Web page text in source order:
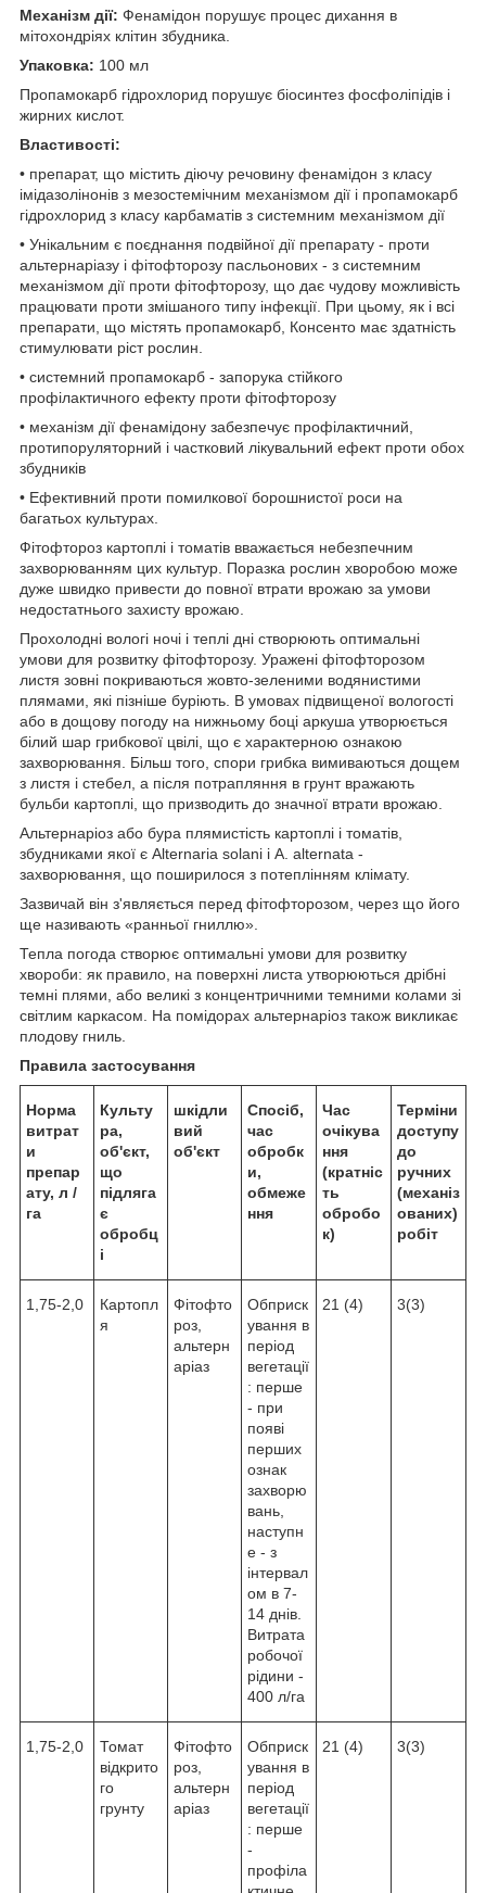
Механізм дії: Фенамідон порушує процес дихання в
мітохондріях клітин збудника.
Упаковка: 100 мл
Пропамокарб гідрохлорид порушує біосинтез фосфоліпідів і
жирних кислот.
Властивості:
• препарат, що містить діючу речовину фенамідон з класу
імідазолінонів з мезостемічним механізмом дії і пропамокарб
гідрохлорид з класу карбаматів з системним механізмом дії
• Унікальним є поєднання подвійної дії препарату - проти
альтернаріазу і фітофторозу пасльонових - з системним
механізмом дії проти фітофторозу, що дає чудову можливість
працювати проти змішаного типу інфекції. При цьому, як і всі
препарати, що містять пропамокарб, Консенто має здатність
стимулювати ріст рослин.
• системний пропамокарб - запорука стійкого
профілактичного ефекту проти фітофторозу
• механізм дії фенамідону забезпечує профілактичний,
протипоруляторний і частковий лікувальний ефект проти обох
збудників
• Ефективний проти помилкової борошнистої роси на
багатьох культурах.
Фітофтороз картоплі і томатів вважається небезпечним
захворюванням цих культур. Поразка рослин хворобою може
дуже швидко привести до повної втрати врожаю за умови
недостатнього захисту врожаю.
Прохолодні вологі ночі і теплі дні створюють оптимальні
умови для розвитку фітофторозу. Уражені фітофторозом
листя зовні покриваються жовто-зеленими водянистими
плямами, які пізніше буріють. В умовах підвищеної вологості
або в дощову погоду на нижньому боці аркуша утворюється
білий шар грибкової цвілі, що є характерною ознакою
захворювання. Більш того, спори грибка вимиваються дощем
з листя і стебел, а після потрапляння в грунт вражають
бульби картоплі, що призводить до значної втрати врожаю.
Альтернаріоз або бура плямистість картоплі і томатів,
збудниками якої є Alternaria solani і A. alternata -
захворювання, що поширилося з потеплінням клімату.
Зазвичай він з'являється перед фітофторозом, через що його
ще називають «ранньої гниллю».
Тепла погода створює оптимальні умови для розвитку
хвороби: як правило, на поверхні листа утворюються дрібні
темні плями, або великі з концентричними темними колами зі
світлим каркасом. На помідорах альтернаріоз також викликає
плодову гниль.
Правила застосування
Норма
витрат
и
препар
ату, л /
га
Культу
ра,
об'єкт,
що
підляга
є
обробц
і
шкідли
вий
об'єкт
Спосіб,
час
обробк
и,
обмеже
ння
Час
очікува
ння
(кратніс
ть
обробо
к)
Терміни
доступу
до
ручних
(механіз
ованих)
робіт
1,75-2,0
Картопл
я
Фітофто
роз,
альтерн
аріаз
Обприск
ування в
період
вегетації
: перше
- при
появі
перших
ознак
захворю
вань,
наступн
е - з
інтервал
ом в 7-
14 днів.
Витрата
робочої
рідини -
400 л/га
21 (4) 3(3)
1,75-2,0
Томат
відкрито
го
грунту
Фітофто
роз,
альтерн
аріаз
Обприск
ування в
період
вегетації
: перше
-
профіла
21 (4) 3(3)